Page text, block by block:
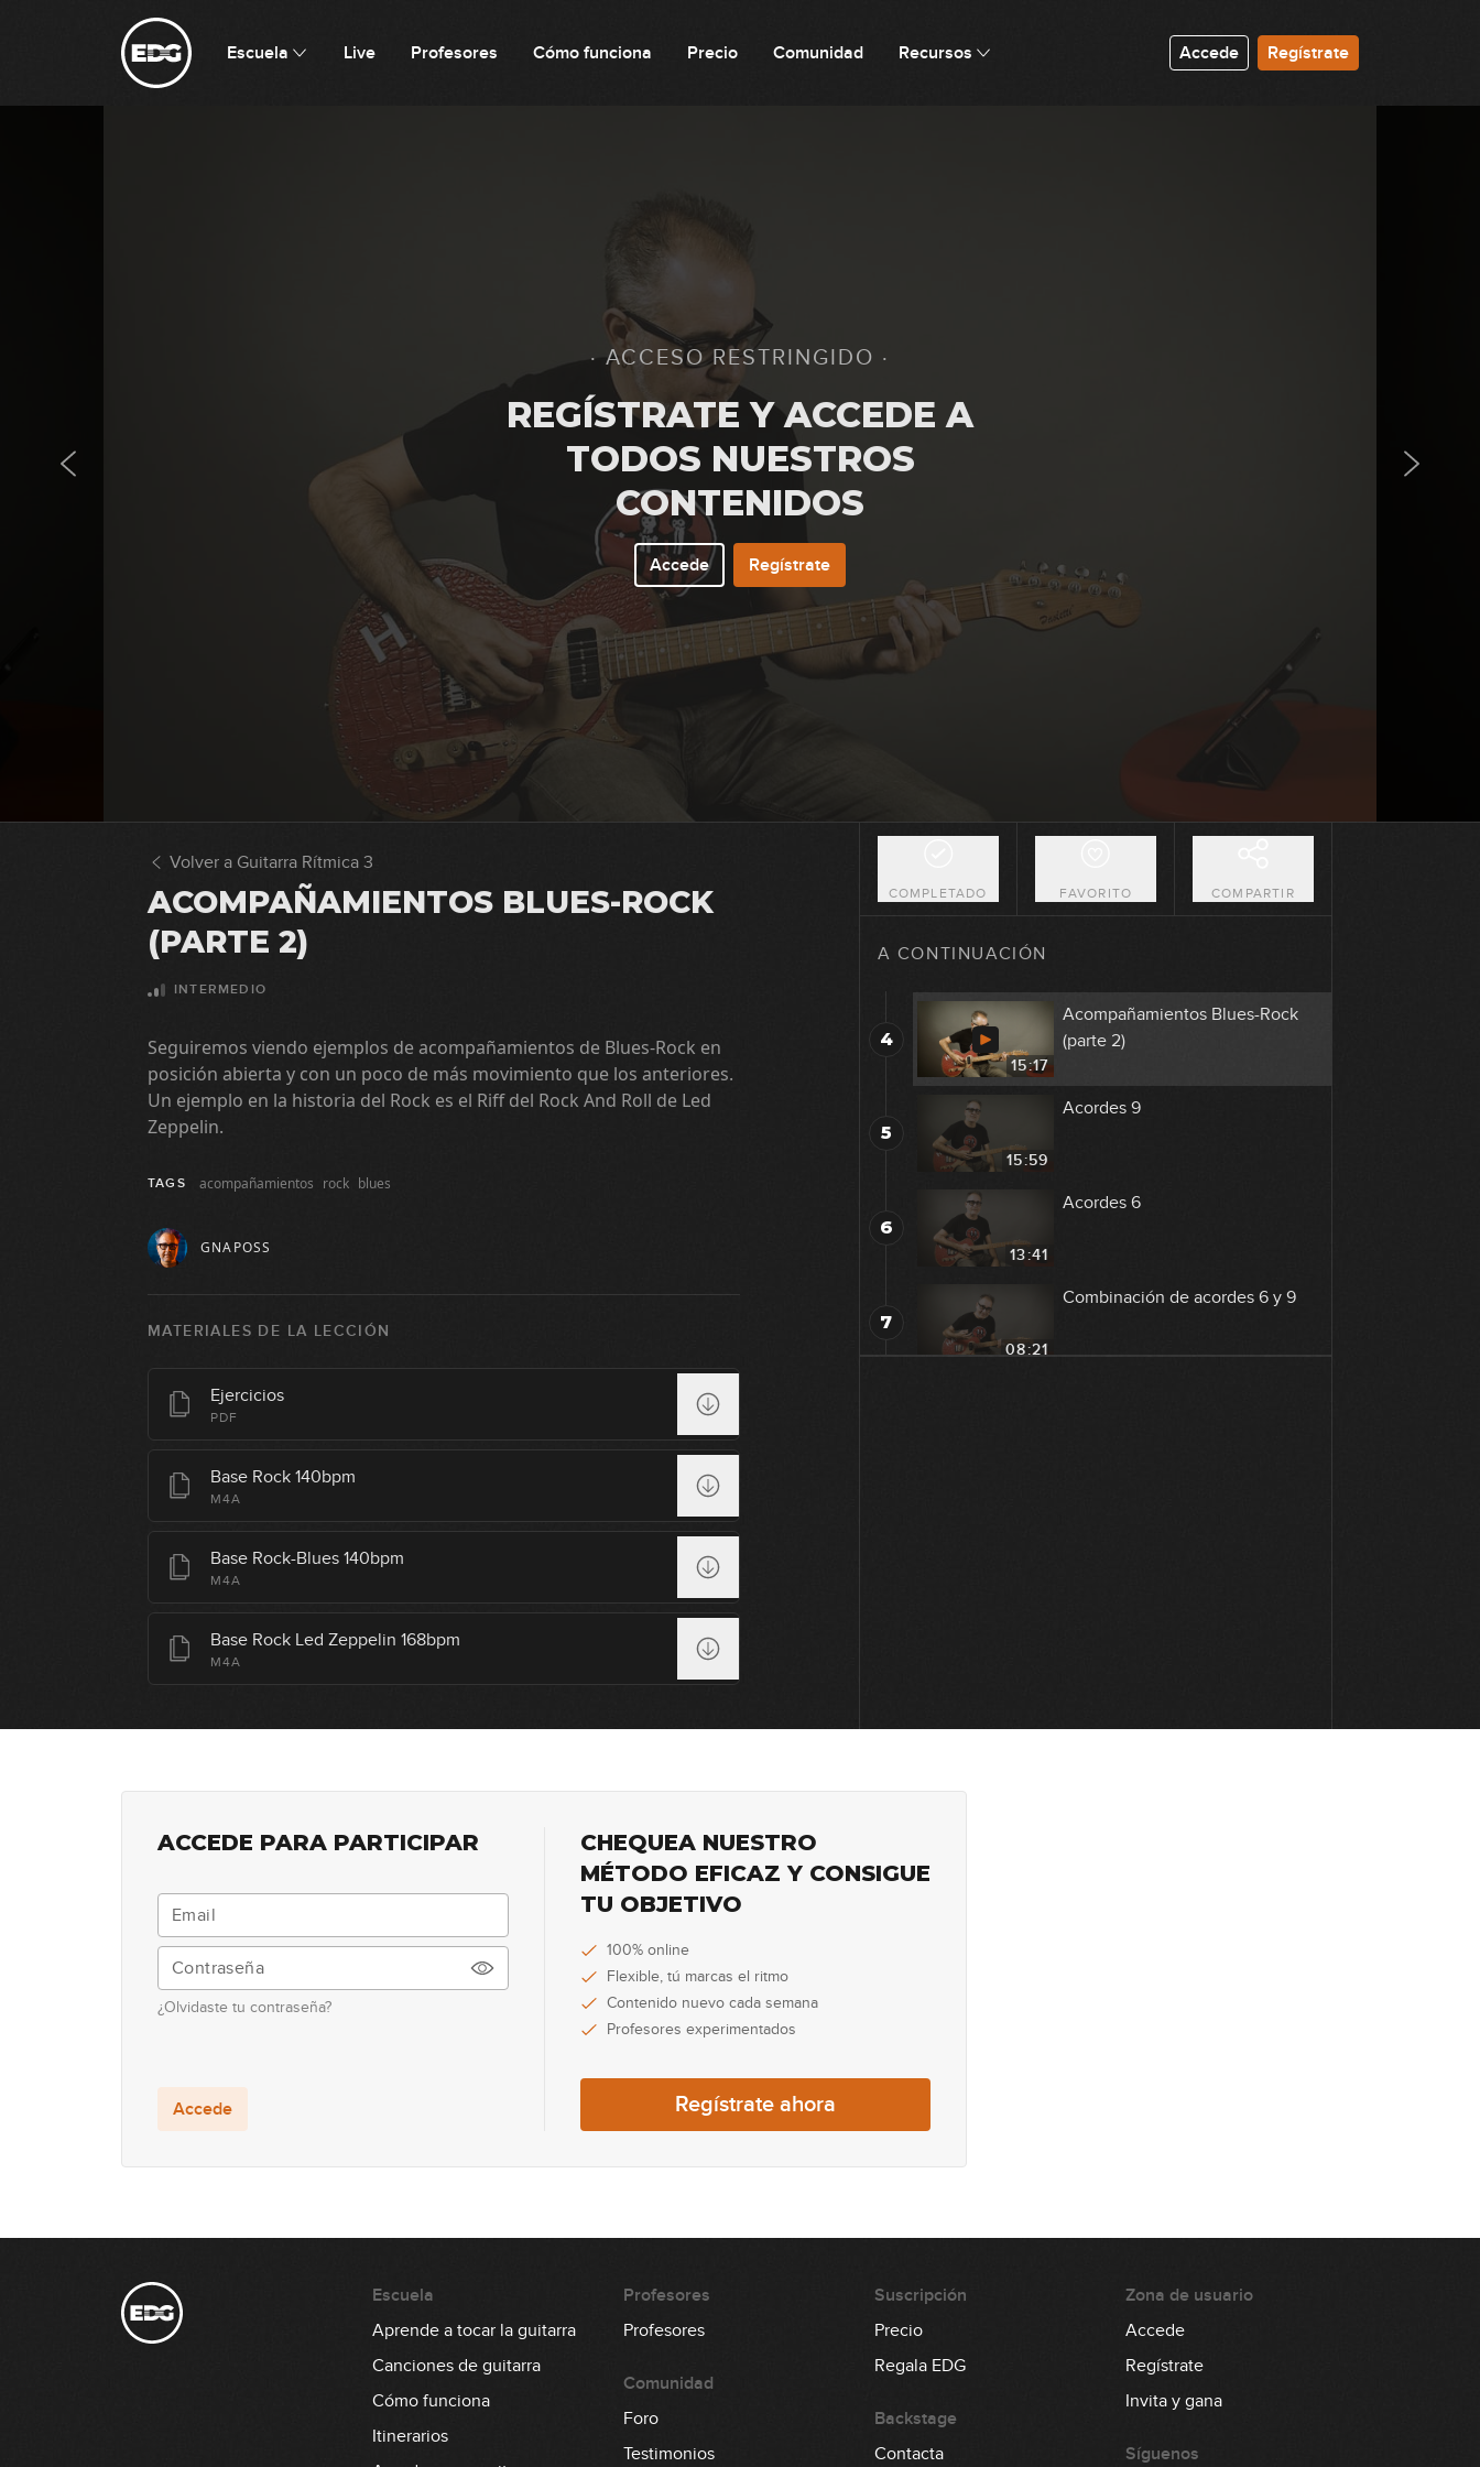
Escuela Live Profesores Cómo funciona Precio Comunidad Recursos Accede Regístrate
· ACCESO RESTRINGIDO ·
REGÍSTRATE Y ACCEDE A
TODOS NUESTROS
CONTENIDOS
Accede Regístrate
Volver a Guitarra Rítmica 3
ACOMPAÑAMIENTOS BLUES-ROCK
(PARTE 2)
INTERMEDIO
Seguiremos viendo ejemplos de acompañamientos de Blues-Rock en
posición abierta y con un poco de más movimiento que los anteriores.
Un ejemplo en la historia del Rock es el Riff del Rock And Roll de Led
Zeppelin.
TAGS acompañamientos rock blues
GNAPOSS
MATERIALES DE LA LECCIÓN
Ejercicios
PDF
Base Rock 140bpm
M4A
Base Rock-Blues 140bpm
M4A
Base Rock Led Zeppelin 168bpm
M4A
COMPLETADO FAVORITO COMPARTIR
A CONTINUACIÓN
El Riff de guitarra (parte 1)
El Riff de guitarra (parte 2)
3
Acompañamientos Blues-Rock
4
15:17
Acompañamientos Blues-Rock
(parte 2)
5
15:59
Acordes 9
6
13:41
Acordes 6
7
08:21
Combinación de acordes 6 y 9
11:20
12
15
16
Acordes m9
18
Acordes m11
19
ACCEDE PARA PARTICIPAR
¿Olvidaste tu contraseña?
Accede
CHEQUEA NUESTRO
MÉTODO EFICAZ Y CONSIGUE
TU OBJETIVO
100% online
Flexible, tú marcas el ritmo
Contenido nuevo cada semana
Profesores experimentados
Regístrate ahora
Escuela
Aprende a tocar la guitarra
Canciones de guitarra
Cómo funciona
Itinerarios
Profesores
Profesores
Comunidad
Foro
Testimonios
Suscripción
Precio
Regala EDG
Backstage
Contacta
Zona de usuario
Accede
Regístrate
Invita y gana
Síguenos